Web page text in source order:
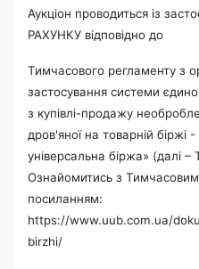
Аукціон проводиться із
РАХУНКУ відповідно до
Тимчасового регламенту з
застосування системи
з купівлі-продажу
дров'яної на товарній біржі
універсальна біржа» (далі
Ознайомитись з
посиланням:
https://www.uub.com.ua/
birzhi/